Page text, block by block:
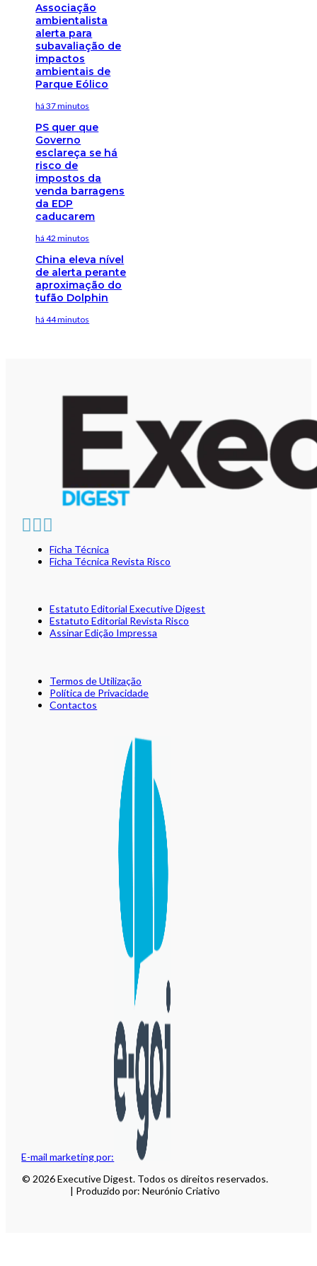
Associação
ambientalista
alerta para
subavaliação de
impactos
ambientais de
Parque Eólico
há 37 minutos
PS quer que
Governo
esclareça se há
risco de
impostos da
venda barragens
da EDP
caducarem
há 42 minutos
China eleva nível
de alerta perante
aproximação do
tufão Dolphin
há 44 minutos
E-mail marketing por:
Ficha Técnica
Ficha Técnica Revista Risco
Estatuto Editorial Executive Digest
Estatuto Editorial Revista Risco
Assinar Edição Impressa
Termos de Utilização
Política de Privacidade
Contactos
© 2026 Executive Digest. Todos os direitos reservados.
| Produzido por: Neurónio Criativo